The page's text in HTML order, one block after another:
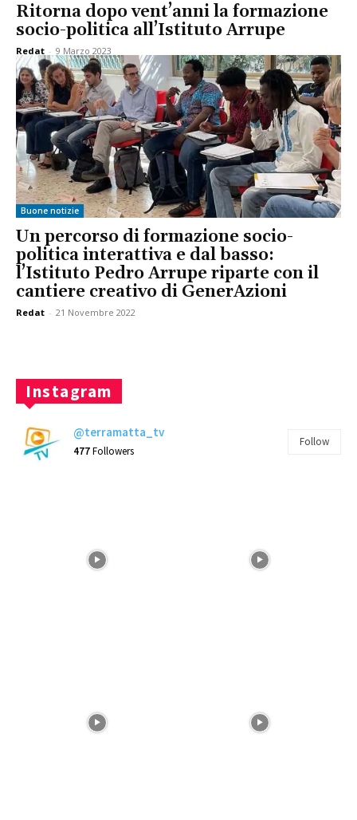
Ritorna dopo vent’anni la formazione
socio-politica all’Istituto Arrupe
Redat - 9 Marzo 2023
Buone notizie
Un percorso di formazione socio-
politica interattiva e dal basso:
l’Istituto Pedro Arrupe riparte con il
cantiere creativo di GenerAzioni
Redat - 21 Novembre 2022
Instagram
@terramatta_tv
477Followers
Follow